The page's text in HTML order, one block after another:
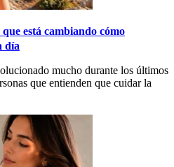
está cambiando cómo
día
mucho durante los últimos
que entienden que cuidar la